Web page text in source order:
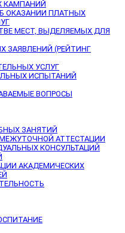
КАМПАНИЙ
ОКАЗАНИИ ПЛАТНЫХ
МЕСТ, ВЫДЕЛЯЕМЫХ ДЛЯ
ЗАЯВЛЕНИЙ (РЕЙТИНГ
УСЛУГ
ИСПЫТАНИЙ
ВОПРОСЫ
ЗАНЯТИЙ
АТТЕСТАЦИИ
КОНСУЛЬТАЦИЙ
АКАДЕМИЧЕСКИХ